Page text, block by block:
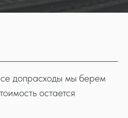
допрасходы мы берем
остается